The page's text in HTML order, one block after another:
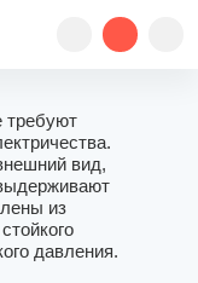
требуют
вид,
из
давления.